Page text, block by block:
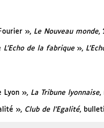
», Le Nouveau monde,
L’Echo de la fabrique»,
Lyon », La Tribune lyonnaise,
», Club de l’Egalité,